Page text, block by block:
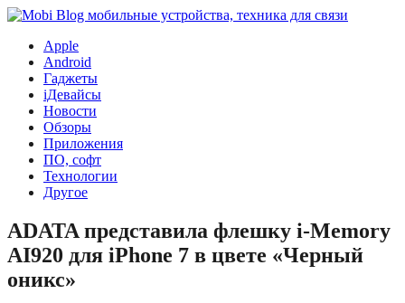
Apple
Android
Гаджеты
iДевайсы
Новости
Обзоры
Приложения
ПО, софт
Технологии
Другое
ADATA представила флешку i-Memory
AI920 для iPhone 7 в цвете «Черный
оникс»